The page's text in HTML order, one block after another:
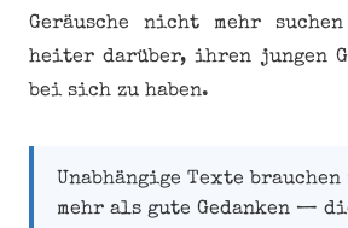
Geräusche nicht mehr
heiter darüber, ihren jungen
bei sich zu haben.
Unabhängige Texte brauchen
mehr als gute Gedanken —